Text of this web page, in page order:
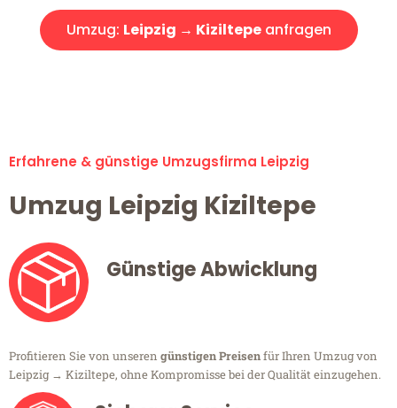
Umzug: Leipzig → Kiziltepeanfragen
Erfahrene & günstige Umzugsfirma Leipzig
Umzug Leipzig Kiziltepe
Günstige Abwicklung
Profitieren Sie von unseren günstigen Preisenfür Ihren Umzug von
Leipzig → Kiziltepe, ohne Kompromisse bei der Qualität einzugehen.